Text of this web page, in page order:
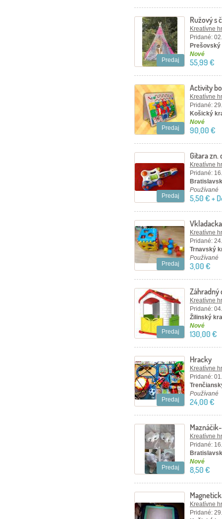
Predaj
Ružový s
TEEPEE
Kreatívne
Pridané:
Prešovský
Nové
55,99 €
Predaj
Activity
Kreatívne
Pridané:
Košický
Nové
90,00 €
Predaj
Gitara zn.
Kreatívne
Pridané:
Používané
5,50 € +
Predaj
Vkladacka
Kreatívne
Pridané:
Trnavský
Používané
3,00 €
Predaj
Záhradný
Kreatívne
Pridané:
Žilinský
Nové
130,00 €
Predaj
Hracky
Kreatívne
Pridané:
Používané
24,00 €
Predaj
Kreatívne
Pridané:
Nové
8,50 €
Kreatívne
Pridané: